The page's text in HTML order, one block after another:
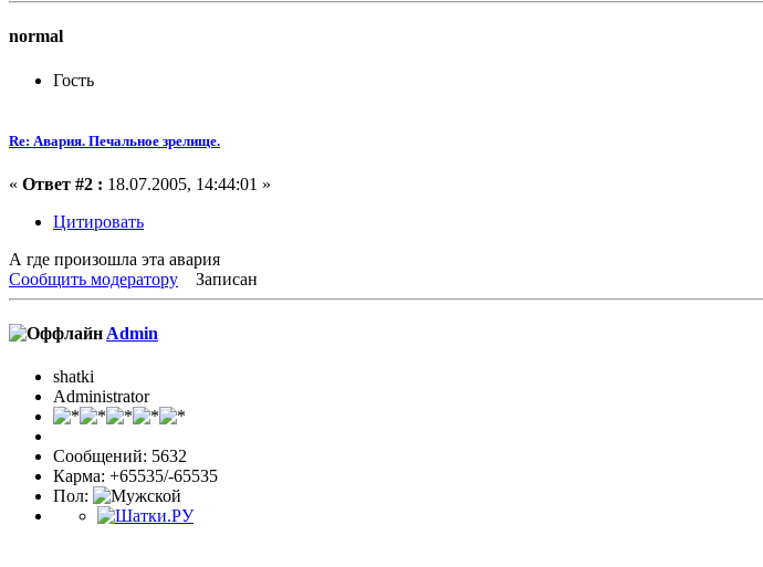
normal
Гость
Re: Авария. Печальное зрелище.
« Ответ #2 : 18.07.2005, 14:44:01 »
Цитировать
А где произошла эта авария
Сообщить модератору
Записан
Admin
shatki
Administrator
Сообщений: 5632
Карма: +65535/-65535
Пол: